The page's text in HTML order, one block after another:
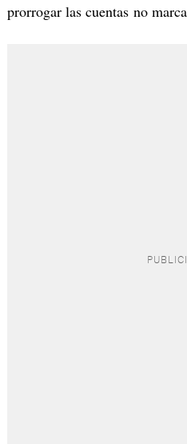
prorrogar las cuentas no